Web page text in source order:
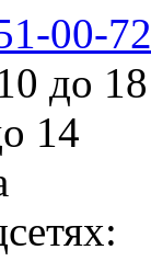
00-72
до 18
14